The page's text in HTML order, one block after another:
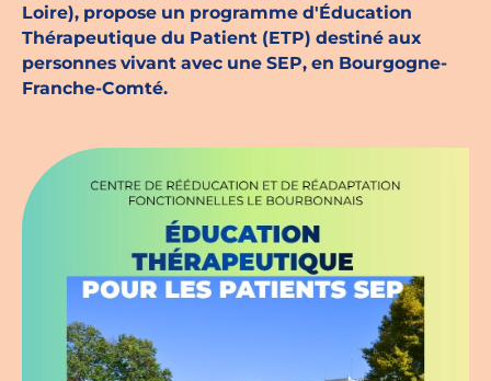
Espace chercheurs
Mon compte
Loire), propose un programme d'Éducation
Thérapeutique du Patient (ETP) destiné aux
personnes vivant avec une SEP, en Bourgogne-
Franche-Comté.